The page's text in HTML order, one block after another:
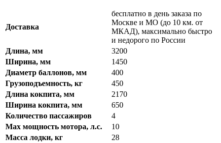
Доставка
бесплатно в день заказа по
Москве и МО (до 10 км. от
МКАД), максимально быстро
и недорого по России
Длина, мм
3200
Ширина, мм
1450
Диаметр баллонов, мм
400
Грузоподъемность, кг
450
Длина кокпита, мм
2170
Ширина кокпита, мм
650
Количество пассажиров
4
Max мощность мотора, л.с.
10
Масса лодки, кг
28